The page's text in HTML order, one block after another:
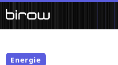
Energie